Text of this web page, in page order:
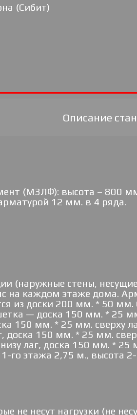
(Сибит)
Описание
(МЗЛФ): высота – 800
12 мм. в 4 ряда.
(наружные стены,
на каждом этаже дома.
из доски 200 мм. * 50
— доска 150 мм. * 25
150 мм. * 25 мм. сверху
доска 150 мм. * 25 мм.
лаг, доска 150 мм. * 25
го этажа 2,75 м., высота
не несут нагрузки (не